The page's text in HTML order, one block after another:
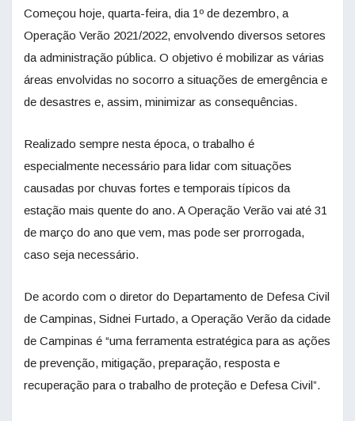
Começou hoje, quarta-feira, dia 1º de dezembro, a
Operação Verão 2021/2022, envolvendo diversos setores
da administração pública. O objetivo é mobilizar as várias
áreas envolvidas no socorro a situações de emergência e
de desastres e, assim, minimizar as consequências.
Realizado sempre nesta época, o trabalho é
especialmente necessário para lidar com situações
causadas por chuvas fortes e temporais típicos da
estação mais quente do ano. A Operação Verão vai até 31
de março do ano que vem, mas pode ser prorrogada,
caso seja necessário.
De acordo com o diretor do Departamento de Defesa Civil
de Campinas, Sidnei Furtado, a Operação Verão da cidade
de Campinas é “uma ferramenta estratégica para as ações
de prevenção, mitigação, preparação, resposta e
recuperação para o trabalho de proteção e Defesa Civil”.